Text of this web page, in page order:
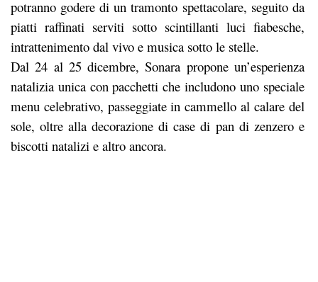
potranno godere di un tramonto spettacolare, seguito da
piatti raffinati serviti sotto scintillanti luci fiabesche,
intrattenimento dal vivo e musica sotto le stelle.
Dal 24 al 25 dicembre, Sonara propone un’esperienza
natalizia unica con pacchetti che includono uno speciale
menu celebrativo, passeggiate in cammello al calare del
sole, oltre alla decorazione di case di pan di zenzero e
biscotti natalizi e altro ancora.